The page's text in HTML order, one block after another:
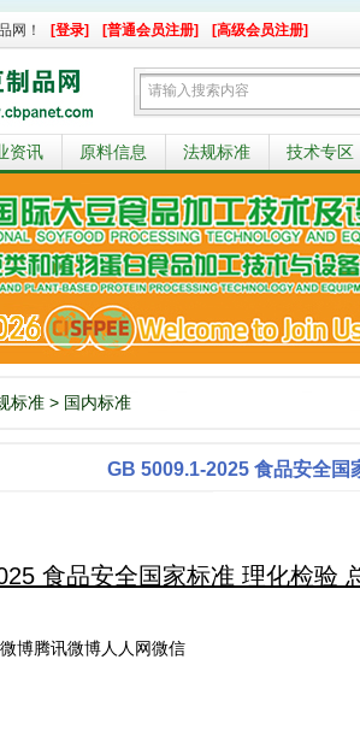
网！ [登录] [普通会员注册] [高级会员注册]
资讯 原料信息 法规标准 技术专区
标准 > 国内标准
GB 5009.1-2025 食品安全国
食品安全国家标准 理化检验
博腾讯微博人人网微信